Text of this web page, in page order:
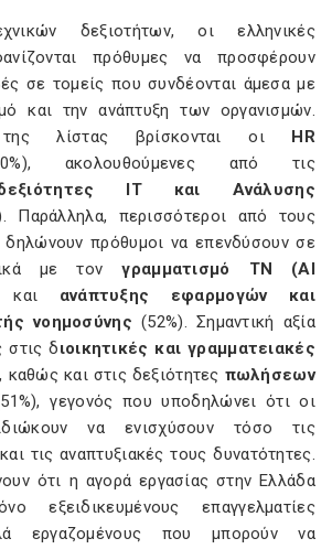
δεξιοτήτων, οι ελληνικές
πρόθυμες να προσφέρουν
σε τομείς που συνδέονται άμεσα με
και την ανάπτυξη των οργανισμών.
λίστας βρίσκονται οι HR
ακολουθούμενες από τις
IT και Ανάλυσης
Παράλληλα, περισσότεροι από τους
δηλώνουν πρόθυμοι να επενδύσουν σε
με τονγραμματισμό ΤΝ (AI
και ανάπτυξης εφαρμογών και
νοημοσύνης (52%). Σημαντική αξία
στις διοικητικές και γραμματειακές
καθώς και στις δεξιότητες πωλήσεων
γεγονός που υποδηλώνει ότι οι
να ενισχύσουν τόσο τις
τις αναπτυξιακές τους δυνατότητες.
ότι η αγορά εργασίας στην Ελλάδα
εξειδικευμένους επαγγελματίες
εργαζομένους που μπορούν να